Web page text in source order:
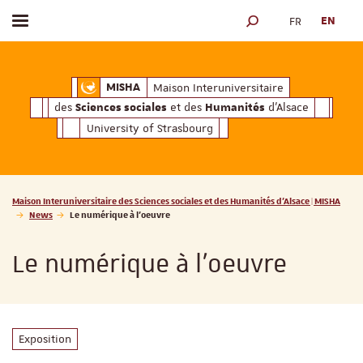
MISHAMaison Interuniversitaire des
Maison Interuniversitaire
des Sciences sociales et des Humanités d'Alsace
University of Strasbourg
Toggle menu SEARCH ENGINE
FR EN
Vous êtes ici :
Maison Interuniversitaire des Sciences sociales et des Humanités d'Alsace | MISHA
News
Le numérique à l'oeuvre
Le numérique à l'oeuvre
Exposition